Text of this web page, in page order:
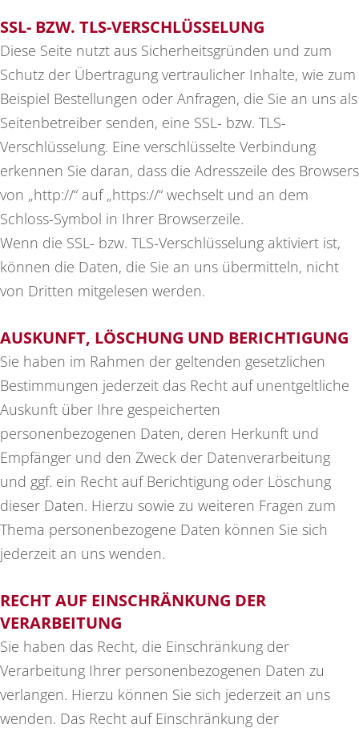
SSL- BZW. TLS-VERSCHLÜSSELUNG
Diese Seite nutzt aus Sicherheitsgründen und zum
Schutz der Übertragung vertraulicher Inhalte, wie zum
Beispiel Bestellungen oder Anfragen, die Sie an uns als
Seitenbetreiber senden, eine SSL- bzw. TLS-
Verschlüsselung. Eine verschlüsselte Verbindung
erkennen Sie daran, dass die Adresszeile des Browsers
von „http://“ auf „https://“ wechselt und an dem
Schloss-Symbol in Ihrer Browserzeile.
Wenn die SSL- bzw. TLS-Verschlüsselung aktiviert ist,
können die Daten, die Sie an uns übermitteln, nicht
von Dritten mitgelesen werden.
AUSKUNFT, LÖSCHUNG UND BERICHTIGUNG
Sie haben im Rahmen der geltenden gesetzlichen
Bestimmungen jederzeit das Recht auf unentgeltliche
Auskunft über Ihre gespeicherten
personenbezogenen Daten, deren Herkunft und
Empfänger und den Zweck der Datenverarbeitung
und ggf. ein Recht auf Berichtigung oder Löschung
dieser Daten. Hierzu sowie zu weiteren Fragen zum
Thema personenbezogene Daten können Sie sich
jederzeit an uns wenden.
RECHT AUF EINSCHRÄNKUNG DER
VERARBEITUNG
Sie haben das Recht, die Einschränkung der
Verarbeitung Ihrer personenbezogenen Daten zu
verlangen. Hierzu können Sie sich jederzeit an uns
wenden. Das Recht auf Einschränkung der